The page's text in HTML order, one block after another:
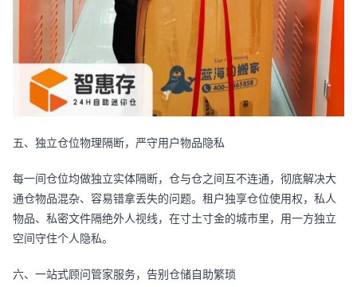
五、独立仓位物理隔断，严守用户物品隐私
每一间仓位均做独立实体隔断，仓与仓之间互不连通，彻底解决大
通仓物品混杂、容易错拿丢失的问题。租户独享仓位使用权，私人
物品、私密文件隔绝外人视线，在寸土寸金的城市里，用一方独立
空间守住个人隐私。
六、一站式顾问管家服务，告别仓储自助繁琐